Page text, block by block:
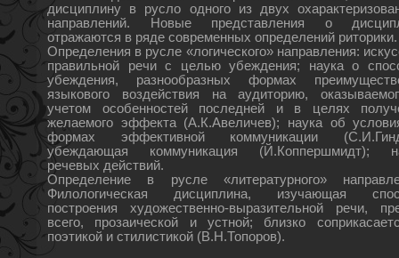
дисциплину в русло одного из двух
направлений. Новые представления о
отражаются в ряде современных определений риторики.
Определения в русле «логического» направления:
правильной речи с целью убеждения; наука о
убеждения, разнообразных формах
языкового воздействия на аудиторию,
учетом особенностей последней и в целях
желаемого эффекта (А.К.Авеличев); наука об
формах эффективной коммуникации
убеждающая коммуникация (Й.Коппершмидт);
речевых действий.
Определение в русле «литературного»
Филологическая дисциплина, изучающая
построения художественно-выразительной речи,
всего, прозаической и устной; близко
поэтикой и стилистикой (В.Н.Топоров).